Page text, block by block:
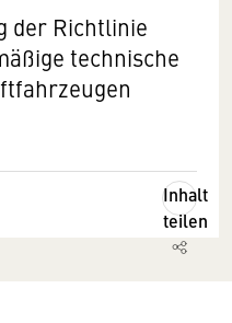
der Richtlinie
technische
Inhalt
teilen